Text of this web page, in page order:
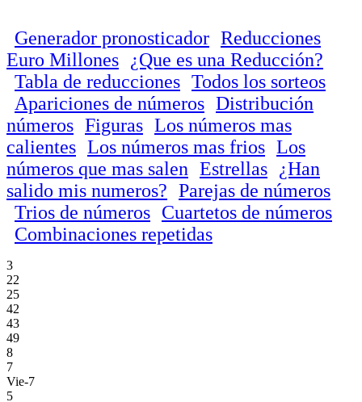
Generador pronosticador Reducciones
Euro Millones
¿Que es una Reducción?
Tabla de reducciones Todos los sorteos
Apariciones de números Distribución
números Figuras Los números mas
calientes Los números mas frios Los
números que mas salen Estrellas
¿Han
salido mis numeros? Parejas de números
Trios de números Cuartetos de números
Combinaciones repetidas
3
22
25
42
43
49
8
7
Vie-7
5